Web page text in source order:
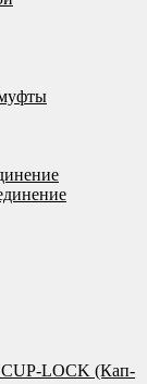
CUP-LOCK (Кап-